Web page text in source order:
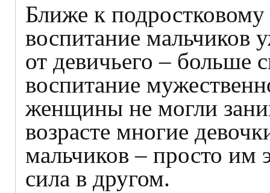
Ближе к
воспитание мальчиков
от девичьего – больше
воспитание
женщины не могли
возрасте многие
мальчиков – просто
сила в другом.